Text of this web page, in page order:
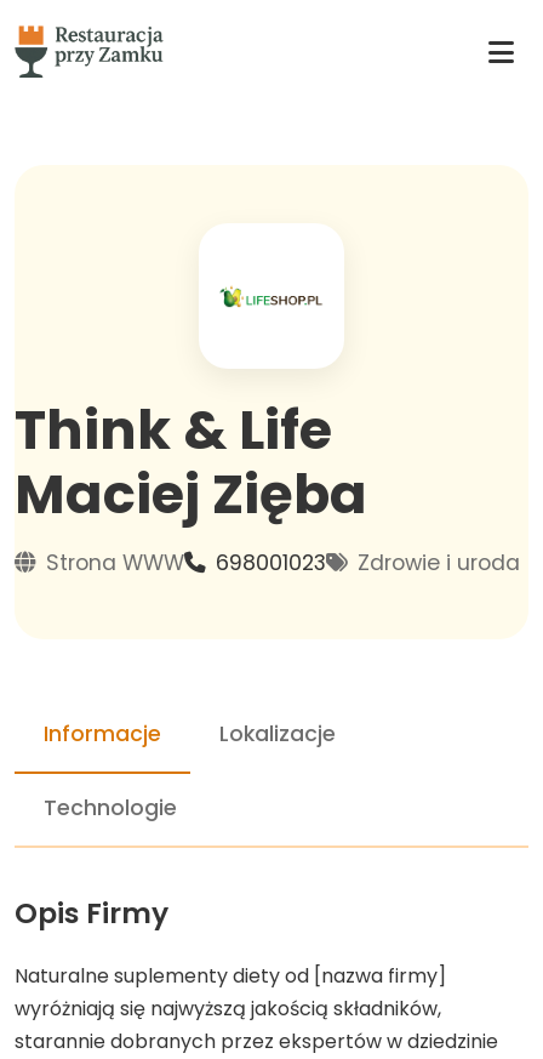
Think & Life
Maciej Zięba
Strona WWW 698001023 Zdrowie i uroda
Informacje Lokalizacje
Technologie
Opis Firmy
Naturalne suplementy diety od [nazwa firmy]
wyróżniają się najwyższą jakością składników,
starannie dobranych przez ekspertów w dziedzinie